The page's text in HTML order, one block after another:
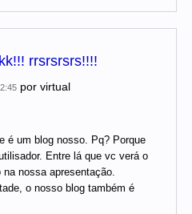
rrsrsrsrs!!!!
por virtual
é um blog nosso. Pq? Porque
Entre lá que vc verá o
nossa apresentação.
o nosso blog também é